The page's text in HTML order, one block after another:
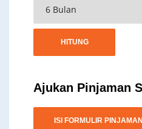
Ajukan Pinjaman
ISI FORMULIR PINJAMAN